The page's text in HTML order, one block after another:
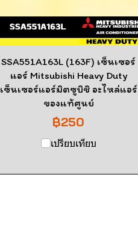
SSA551A163L (163F) เซ็นเซอร์
แอร์ Mitsubishi Heavy Duty
เซ็นเซอร์แอร์มิตซูบิชิ อะไหล่แอร์
ของแท้ศูนย์
฿250
เปรียบเทียบ